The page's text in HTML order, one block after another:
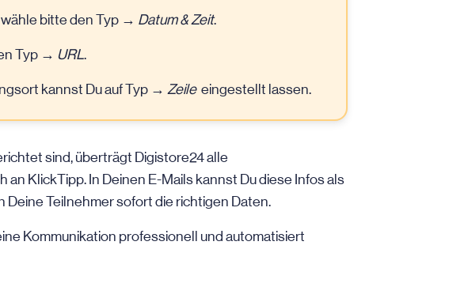
bitte den Typ → Datum & Zeit.
Typ → URL.
kannst Du auf Typ → Zeile eingestellt lassen.
sind, überträgt Digistore24 alle
KlickTipp. In Deinen E-Mails kannst Du diese Infos als
Deine Teilnehmer sofort die richtigen Daten.
Kommunikation professionell und automatisiert